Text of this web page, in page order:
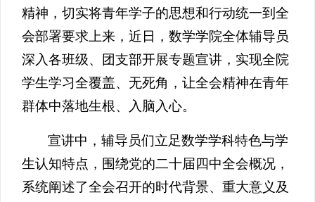
精神，切实将青年学子的思想和行动统一到全
会部署要求上来，近日，数学学院全体辅导员
深入各班级、团支部开展专题宣讲，实现全院
学生学习全覆盖、无死角，让全会精神在青年
群体中落地生根、入脑入心。
宣讲中，辅导员们立足数学学科特色与学
生认知特点，围绕党的二十届四中全会概况，
系统阐述了全会召开的时代背景、重大意义及